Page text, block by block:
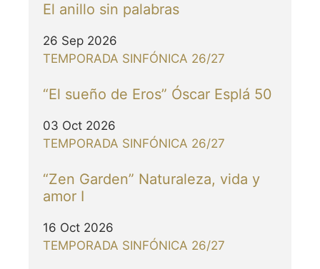
El anillo sin palabras
26 Sep 2026
TEMPORADA SINFÓNICA 26/27
“El sueño de Eros” Óscar Esplá 50
03 Oct 2026
TEMPORADA SINFÓNICA 26/27
“Zen Garden” Naturaleza, vida y
amor I
16 Oct 2026
TEMPORADA SINFÓNICA 26/27